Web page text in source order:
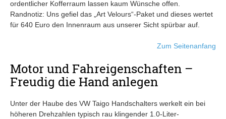
ordentlicher Kofferraum lassen kaum Wünsche offen.
Randnotiz: Uns gefiel das „Art Velours“-Paket und dieses wertet
für 640 Euro den Innenraum aus unserer Sicht spürbar auf.
Zum Seitenanfang
Motor und Fahreigenschaften –
Freudig die Hand anlegen
Unter der Haube des VW Taigo Handschalters werkelt ein bei
höheren Drehzahlen typisch rau klingender 1.0-Liter-